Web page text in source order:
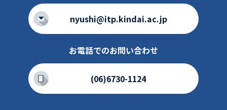
nyushi@itp.kindai.ac.jp
お電話でのお問い合わせ
(06)6730-1124